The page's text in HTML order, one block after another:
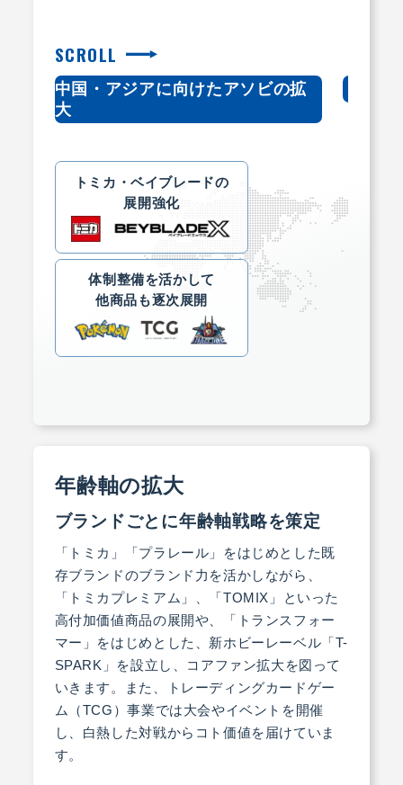
SCROLL
中国・アジアに向けたアソビの拡
大
トミカ・ベイブレードの
展開強化
体制整備を活かして
他商品も逐次展開
年齢軸の拡大
ブランドごとに年齢軸戦略を策定
「トミカ」「プラレール」をはじめとした既
存ブランドのブランド力を活かしながら、
「トミカプレミアム」、「TOMIX」といった
高付加価値商品の展開や、「トランスフォー
マー」をはじめとした、新ホビーレーベル「T-
SPARK」を設立し、コアファン拡大を図って
いきます。また、トレーディングカードゲー
ム（TCG）事業では大会やイベントを開催
し、白熱した対戦からコト価値を届けていま
す。